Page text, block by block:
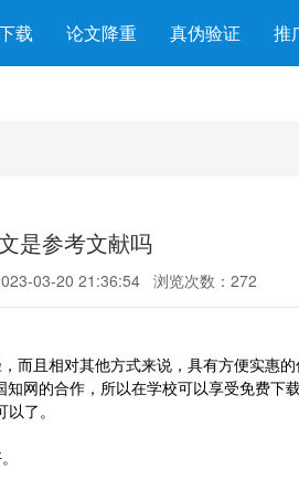
载 论文降重 真伪验证 推
是参考文献吗
03-20 21:36:54 浏览次数：272
而且相对其他方式来说，具有方便实惠的
网的合作，所以在学校可以享受免费下
了。